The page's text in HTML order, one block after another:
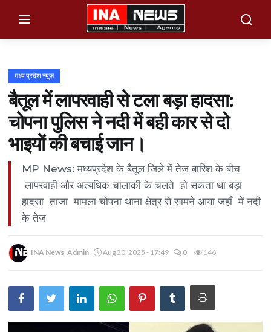
Home
उत्तर प्रदेश
महाकुम्भ नगर
हरदोई न्यूज़
मैनपुरी न्यूज़
बलिया न्यूज़
देवबंद न्यूज़
प्रयागराज न्यूज़
मध्य प्रदेश न्यूज़
बैतूल में लापरवाही से टला बड़ा हादसा:
चोपना पुलिस ने नदी में बही कार से दो
भाइयों की बचाई जान।
MP News: मध्यप्रदेश के बैतूल जिले में तेज बारिश के बीच
लापरवाही और अत्यधिक चालाकी के चलते हो सकता था बड़ा
हादसा ताजा मामला चोपना थाना क्षेत्र से सामने आया जहाँ में नदी
के तेज
INA News_Admin Aug 30, 2025 - 17:49 0 146